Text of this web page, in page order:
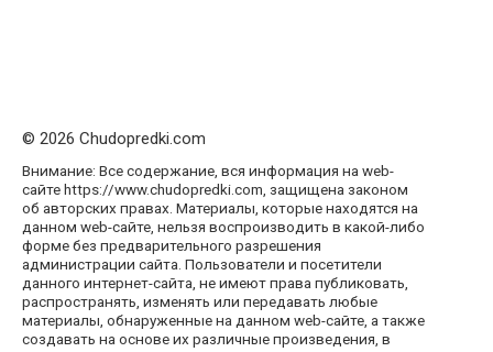
© 2026 Chudopredki.com
Внимание: Все содержание, вся информация на web-
сайте https://www.chudopredki.com, защищена законом
об авторских правах. Материалы, которые находятся на
данном web-сайте, нельзя воспроизводить в какой-либо
форме без предварительного разрешения
администрации сайта. Пользователи и посетители
данного интернет-сайта, не имеют права публиковать,
распространять, изменять или передавать любые
материалы, обнаруженные на данном web-сайте, а также
создавать на основе их различные произведения, в